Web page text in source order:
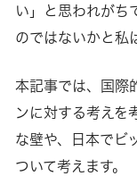
い」と思われがち
のではないかと私
本記事では、国際
ンに対する考えを
な壁や、日本でビ
ついて考えます。